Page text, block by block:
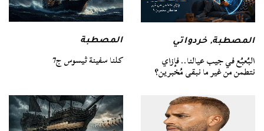
المصطبة,خردواتي
البُعبُع في جيب عيالنا.. فإزاي
نتطمن من غير ما نبقى مُخبرين؟
المصطبة
كلنا سفينة ثيسوس ج7